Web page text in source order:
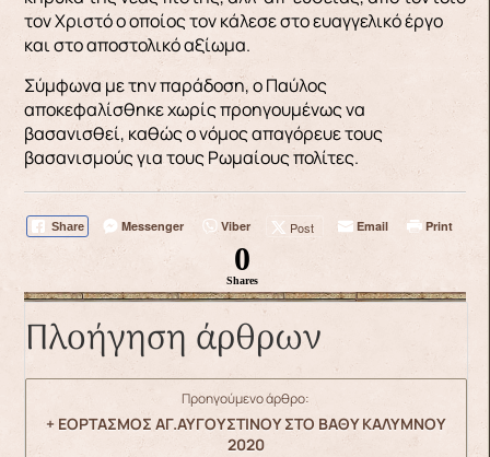
τον Χριστό ο οποίος τον κάλεσε στο ευαγγελικό έργο
και στο αποστολικό αξίωμα.
Σύμφωνα με την παράδοση, ο Παύλος
αποκεφαλίσθηκε χωρίς προηγουμένως να
βασανισθεί, καθώς ο νόμος απαγόρευε τους
βασανισμούς για τους Ρωμαίους πολίτες.
Share Messenger Viber Post Email Print
0
Shares
Πλοήγηση άρθρων
Προηγούμενο άρθρο:
+ ΕΟΡΤΑΣΜΟΣ ΑΓ.ΑΥΓΟΥΣΤΙΝΟΥ ΣΤΟ ΒΑΘΥ ΚΑΛΥΜΝΟΥ
2020